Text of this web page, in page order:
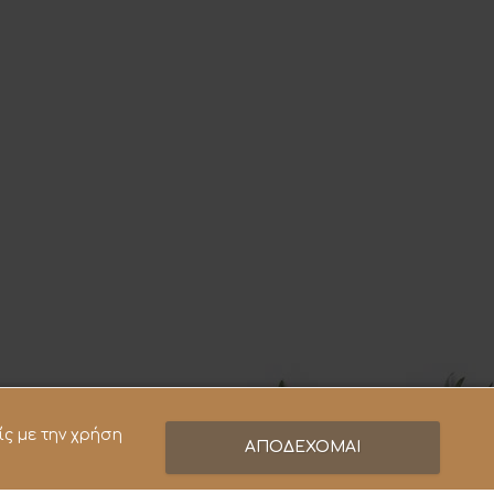
με την χρήση
ΑΠΟΔΕΧΟΜΑΙ